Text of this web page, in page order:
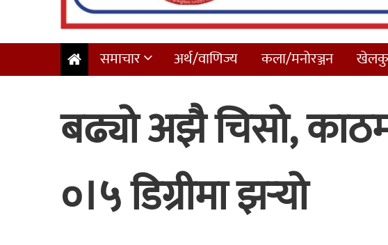
समाचार अर्थ/वाणिज्य कला/मनोरञ्जन
बढ्यो अझै चिसो,
०।५ डिग्रीमा झर्‍यो